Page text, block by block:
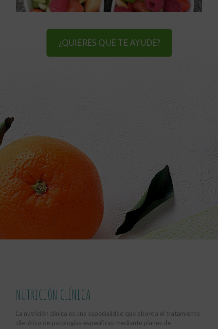
¿QUIERES QUE TE AYUDE?
NUTRICIÓN CLÍNICA
La nutrición clínica es una especialidad que aborda el tratamiento
dietético de patologías específicas mediante planes de